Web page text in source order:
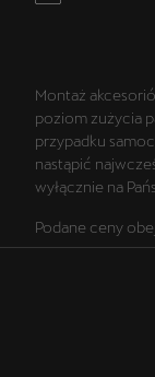
Montaż
poziom zużycia
przypadku
nastąpić
wyłącznie na
Podane ceny
Wszelkie
wykresy,
nie stanowią